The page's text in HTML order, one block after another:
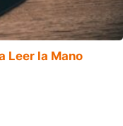
Leer la Mano